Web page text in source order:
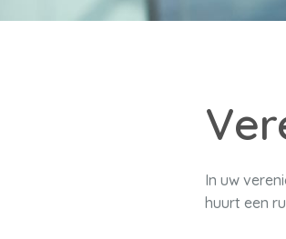
In uw
huurt een